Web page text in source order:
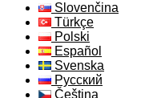
Slovenčina
Türkçe
Polski
Español
Svenska
Русский
Čeština